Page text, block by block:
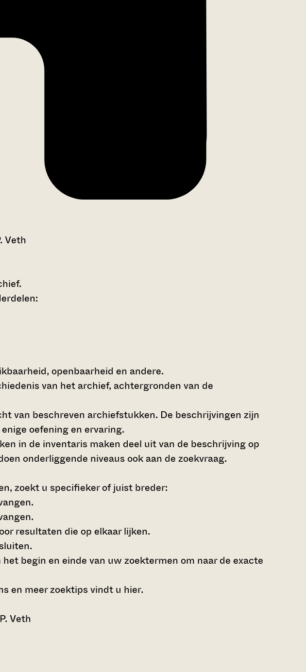
Veth
openbaarheid en andere.
van het archief, achtergronden van de
van beschreven archiefstukken. De beschrijvingen zijn
oefening en ervaring.
in de inventaris maken deel uit van de beschrijving op
onderliggende niveaus ook aan de zoekvraag.
zoekt u specifieker of juist breder:
resultaten die op elkaar lijken.
het begin en einde van uw zoektermen om naar de exacte
en meer zoektips vindt u hier.
Veth